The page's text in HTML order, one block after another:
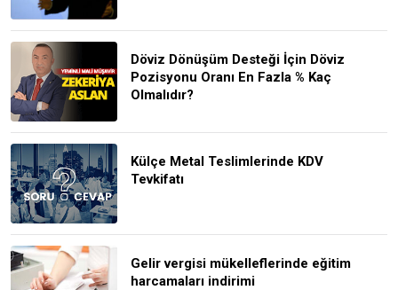
Döviz Dönüşüm Desteği İçin Döviz
Pozisyonu Oranı En Fazla % Kaç
Olmalıdır?
Külçe Metal Teslimlerinde KDV
Tevkifatı
Gelir vergisi mükelleflerinde eğitim
harcamaları indirimi